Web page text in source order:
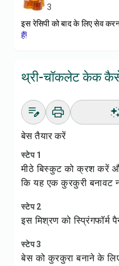
3
इस रेसिपी को बाद के लिए सेव
हैं!
थ्री-चॉकलेट केक
बेस तैयार करें
स्टेप 1
मीठे बिस्कुट को क्रश करें
कि यह एक कुरकुरी बनावट
स्टेप 2
इस मिश्रण को
स्टेप 3
बेस को कुरकुरा बनाने के